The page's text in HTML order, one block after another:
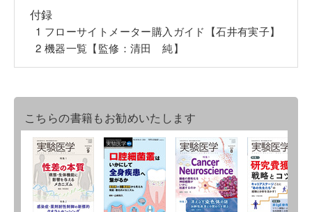
付録
1 フローサイトメーター購入ガイド【石井有実子】
2 機器一覧【監修：清田 純】
こちらの書籍もお勧めいたします